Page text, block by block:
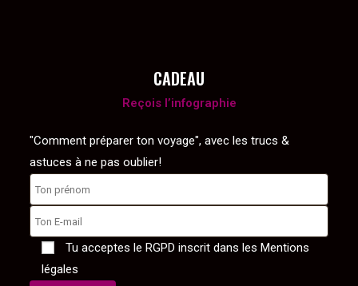
CADEAU
Reçois l’infographie
"Comment préparer ton voyage", avec les trucs &
astuces à ne pas oublier!
Tu acceptes le RGPD inscrit dans les Mentions
légales